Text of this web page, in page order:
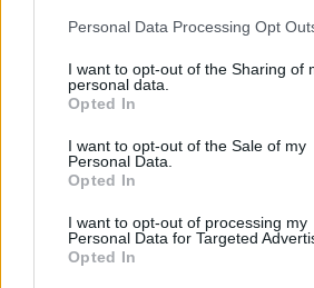
Personal Data Processing Opt
I want to opt-out of the Sharing of
personal data.
Opted In
I want to opt-out of the Sale of my
Personal Data.
Opted In
I want to opt-out of processing my
Personal Data for Targeted
Opted In
Life
Πού να μην
κολυμπήσεις στην
Αττική: Οι 29
ακατάλληλες παραλίες
25.06.2026